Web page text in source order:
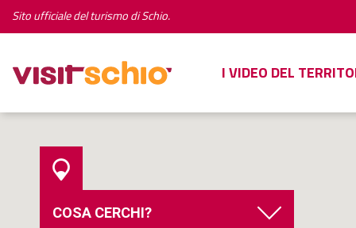
Sito ufficiale del turismo di Schio.
I VIDEO DEL
COSA CERCHI?